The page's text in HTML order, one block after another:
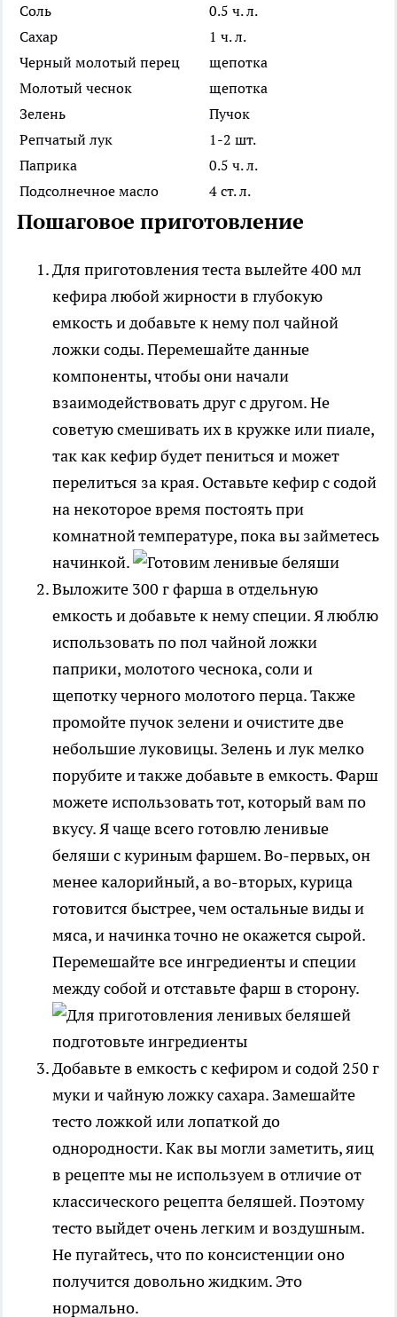
Соль
0.5 ч. л.
Сахар
1 ч. л.
Черный молотый перец
щепотка
Молотый чеснок
щепотка
Зелень
Пучок
Репчатый лук
1-2 шт.
Паприка
0.5 ч. л.
Подсолнечное масло
4 ст. л.
Пошаговое приготовление
Для приготовления теста вылейте 400 мл
кефира любой жирности в глубокую
емкость и добавьте к нему пол чайной
ложки соды. Перемешайте данные
компоненты, чтобы они начали
взаимодействовать друг с другом. Не
советую смешивать их в кружке или пиале,
так как кефир будет пениться и может
перелиться за края. Оставьте кефир с содой
на некоторое время постоять при
комнатной температуре, пока вы займетесь
начинкой.
Выложите 300 г фарша в отдельную
емкость и добавьте к нему специи. Я люблю
использовать по пол чайной ложки
паприки, молотого чеснока, соли и
щепотку черного молотого перца. Также
промойте пучок зелени и очистите две
небольшие луковицы. Зелень и лук мелко
порубите и также добавьте в емкость. Фарш
можете использовать тот, который вам по
вкусу. Я чаще всего готовлю ленивые
беляши с куриным фаршем. Во-первых, он
менее калорийный, а во-вторых, курица
готовится быстрее, чем остальные виды и
мяса, и начинка точно не окажется сырой.
Перемешайте все ингредиенты и специи
между собой и отставьте фарш в сторону.
Добавьте в емкость с кефиром и содой 250 г
муки и чайную ложку сахара. Замешайте
тесто ложкой или лопаткой до
однородности. Как вы могли заметить, яиц
в рецепте мы не используем в отличие от
классического рецепта беляшей. Поэтому
тесто выйдет очень легким и воздушным.
Не пугайтесь, что по консистенции оно
получится довольно жидким. Это
нормально.